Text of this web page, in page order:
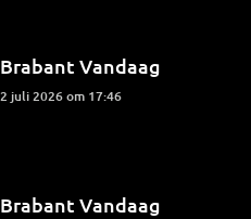
Brabant Vandaag
2 juli 2026 om 17:46
Brabant Vandaag